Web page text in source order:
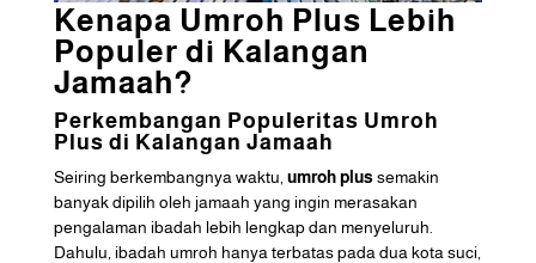
Kenapa Umroh Plus Lebih
Populer di Kalangan
Jamaah?
Perkembangan Populeritas Umroh
Plus di Kalangan Jamaah
Seiring berkembangnya waktu, umroh plussemakin
banyak dipilih oleh jamaah yang ingin merasakan
pengalaman ibadah lebih lengkap dan menyeluruh.
Dahulu, ibadah umroh hanya terbatas pada dua kota suci,